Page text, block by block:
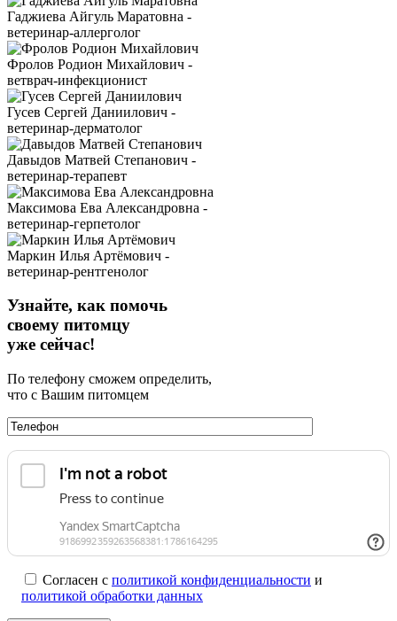
Гаджиева Айгуль Маратовна -
ветеринар-аллерголог
Фролов Родион Михайлович -
ветврач-инфекционист
Гусев Сергей Даниилович -
ветеринар-дерматолог
Давыдов Матвей Степанович -
ветеринар-терапевт
Максимова Ева Александровна -
ветеринар-герпетолог
Маркин Илья Артёмович -
ветеринар-рентгенолог
Узнайте, как помочь
своему питомцу
уже сейчас!
По телефону сможем определить,
что с Вашим питомцем
Согласен с политикой конфиденциальности и
политикой обработки данных